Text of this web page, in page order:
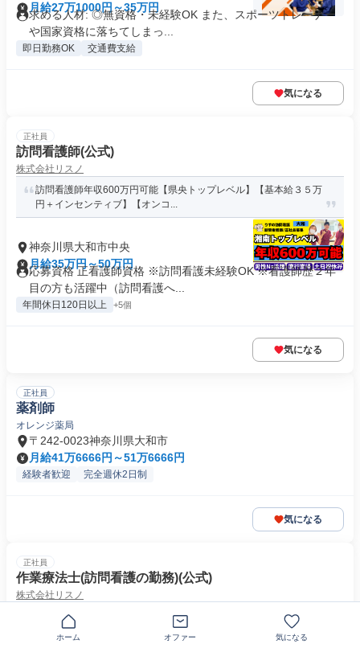
月給27万1000円～35万円
求める人材: ◎無資格・未経験OK また、スポーツトレーナー
や国家資格に落ちてしまっ...
即日勤務OK 交通費支給
気になる
正社員
訪問看護師(公式)
株式会社リスノ
訪問看護師年収600万円可能【県央トップレベル】【基本給３５万
円＋インセンティブ】【オンコ...
神奈川県大和市中央
月給35万円～50万円
応募資格 正看護師資格 ※訪問看護未経験OK ※看護師歴２年
目の方も活躍中（訪問看護へ...
年間休日120日以上 +5個
気になる
正社員
薬剤師
オレンジ薬局
〒242-0023神奈川県大和市
月給41万6666円～51万6666円
経験者歓迎 完全週休2日制
気になる
正社員
作業療法士(訪問看護の勤務)(公式)
株式会社リスノ
訪問看護OT年収600万円可能【基本給３５万円】【年550万以上も
可能】【直行直帰】【土日...
ホーム オファー 気になる